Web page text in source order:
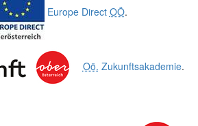
Europe Direct OÖ.
Oö. Zukunftsakademie.